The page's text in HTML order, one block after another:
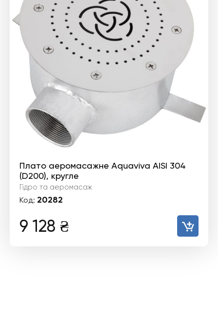
Плато аеромасажне Aquaviva AISI 304
(D200), кругле
Гідро та аеромасаж
Код: 20282
9 128 ₴